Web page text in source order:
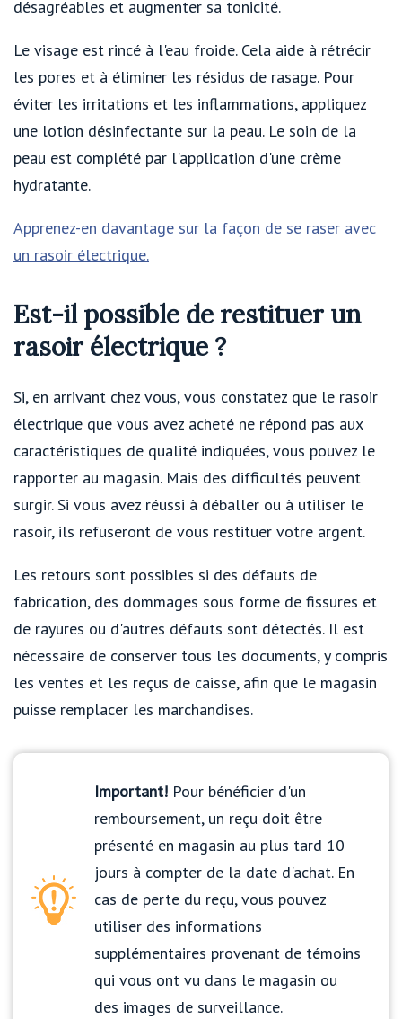
désagréables et augmenter sa tonicité.
Le visage est rincé à l'eau froide. Cela aide à rétrécir
les pores et à éliminer les résidus de rasage. Pour
éviter les irritations et les inflammations, appliquez
une lotion désinfectante sur la peau. Le soin de la
peau est complété par l'application d'une crème
hydratante.
Apprenez-en davantage sur la façon de se raser avec
un rasoir électrique.
Est-il possible de restituer un
rasoir électrique ?
Si, en arrivant chez vous, vous constatez que le rasoir
électrique que vous avez acheté ne répond pas aux
caractéristiques de qualité indiquées, vous pouvez le
rapporter au magasin. Mais des difficultés peuvent
surgir. Si vous avez réussi à déballer ou à utiliser le
rasoir, ils refuseront de vous restituer votre argent.
Les retours sont possibles si des défauts de
fabrication, des dommages sous forme de fissures et
de rayures ou d'autres défauts sont détectés. Il est
nécessaire de conserver tous les documents, y compris
les ventes et les reçus de caisse, afin que le magasin
puisse remplacer les marchandises.
Important! Pour bénéficier d'un
remboursement, un reçu doit être
présenté en magasin au plus tard 10
jours à compter de la date d'achat. En
cas de perte du reçu, vous pouvez
utiliser des informations
supplémentaires provenant de témoins
qui vous ont vu dans le magasin ou
des images de surveillance.